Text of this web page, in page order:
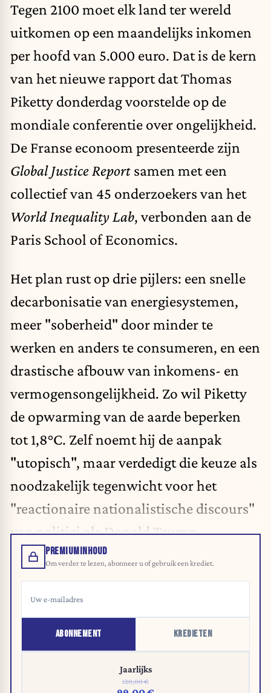
Tegen 2100 moet elk land ter wereld
uitkomen op een maandelijks inkomen
per hoofd van 5.000 euro. Dat is de kern
van het nieuwe rapport dat Thomas
Piketty donderdag voorstelde op de
mondiale conferentie over ongelijkheid.
De Franse econoom presenteerde zijn
Global Justice Report samen met een
collectief van 45 onderzoekers van het
World Inequality Lab, verbonden aan de
Paris School of Economics.
Het plan rust op drie pijlers: een snelle
decarbonisatie van energiesystemen,
meer "soberheid" door minder te
werken en anders te consumeren, en een
drastische afbouw van inkomens- en
vermogensongelijkheid. Zo wil Piketty
de opwarming van de aarde beperken
tot 1,8°C. Zelf noemt hij de aanpak
"utopisch", maar verdedigt die keuze als
noodzakelijk tegenwicht voor het
"reactionaire nationalistische discours"
van politici als Donald Trump.
PREMIUMINHOUD
Om verder te lezen, abonneer u of gebruik een krediet.
ABONNEMENT KREDIETEN
Jaarlijks
120,00 €